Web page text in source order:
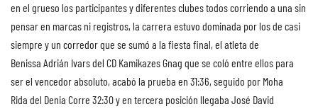
en el grueso los participantes y diferentes clubes todos corriendo a una sin
pensar en marcas ni registros, la carrera estuvo dominada por los de casi
siempre y un corredor que se sumó a la fiesta final, el atleta de
Benissa Adrián Ivars del CD Kamikazes Gnag que se coló entre ellos para
ser el vencedor absoluto, acabó la prueba en 31:36, seguido por Moha
Rida del Denia Corre 32:30 y en tercera posición llegaba José David